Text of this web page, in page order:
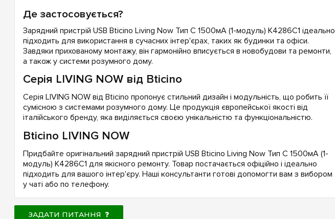
Де застосовується?
Зарядний пристрій USB Bticino Living Now Тип C 1500мА (1-модуль) K4286C1 ідеально
підходить для використання в сучасних інтер'єрах, таких як будинки та офіси.
Завдяки прихованому монтажу, він гармонійно вписується в новобудови та ремонти,
а також у системи розумного дому.
Серія LIVING NOW від Bticino
Серія LIVING NOW від Bticino пропонує стильний дизайн і модульність, що робить її
сумісною з системами розумного дому. Це продукція європейської якості від
італійського бренду, яка виділяється своєю унікальністю та функціональністю.
Bticino LIVING NOW
Придбайте оригінальний зарядний пристрій USB Bticino Living Now Тип C 1500мА (1-
модуль) K4286C1 для якісного ремонту. Товар постачається офіційно і ідеально
підходить для вашого інтер'єру. Наші консультанти готові допомогти вам з вибором
у чаті або по телефону.
ЗАДАТИ ПИТАННЯ